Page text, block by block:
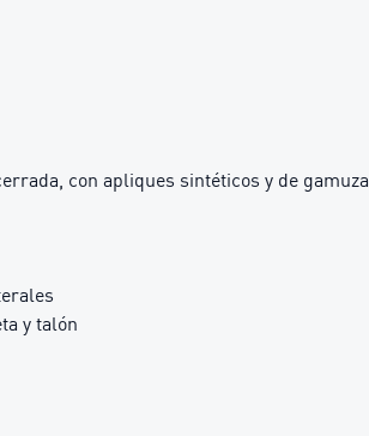
con apliques sintéticos y de gamuza
y talón